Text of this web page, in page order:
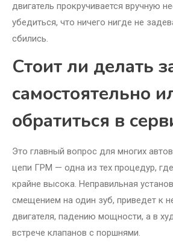
двигатель прокручивается вручную
убедиться, что ничего нигде не
сбились.
Стоит ли делать
самостоятельно
обратиться в
Это главный вопрос для многих
цепи ГРМ — одна из тех процедур,
крайне высока. Неправильная
смещением на один зуб, приведет к
двигателя, падению мощности, а в
встрече клапанов с поршнями.